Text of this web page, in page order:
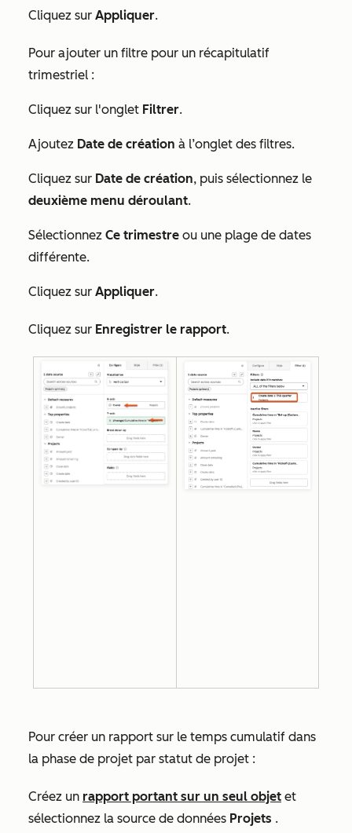
Cliquez sur Appliquer.
Pour ajouter un filtre pour un récapitulatif
trimestriel :
Cliquez sur l'onglet Filtrer.
Ajoutez Date de création à l’onglet des filtres.
Cliquez sur Date de création, puis sélectionnez le
deuxième menu déroulant.
Sélectionnez Ce trimestre ou une plage de dates
différente.
Cliquez sur Appliquer.
Cliquez sur Enregistrer le rapport.
Pour créer un rapport sur le temps cumulatif dans
la phase de projet par statut de projet :
Créez un rapport portant sur un seul objet et
sélectionnez la source de données Projets .